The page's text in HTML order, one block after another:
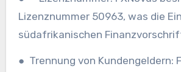
Lizenznummer 50963, was die
südafrikanischen
● Trennung von Kundengeldern: